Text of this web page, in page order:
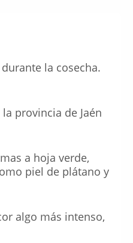
la cosecha.
provincia de Jaén
a hoja verde,
piel de plátano y
algo más intenso,